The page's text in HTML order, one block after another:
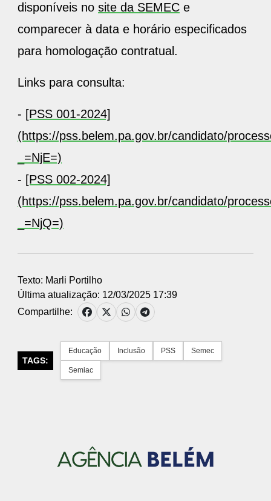
disponíveis no site da SEMEC e
comparecer à data e horário especificados
para homologação contratual.
Links para consulta:
- [PSS 001-2024]
(https://pss.belem.pa.gov.br/candidato/
_=NjE=)
- [PSS 002-2024]
(https://pss.belem.pa.gov.br/candidato/
_=NjQ=)
Texto: Marli Portilho
Última atualização: 12/03/2025 17:39
Compartilhe:
TAGS:
Educação Inclusão PSS Semec
Semiac